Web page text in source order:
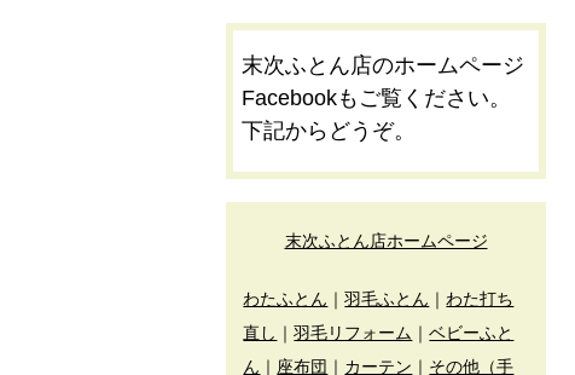
末次ふとん店のホームページ
Facebookもご覧ください。
下記からどうぞ。
末次ふとん店ホームページ
わたふとん ｜羽毛ふとん ｜ わた打ち
直し ｜羽毛リフォーム ｜ベビーふと
ん ｜ 座布団 ｜ カーテン ｜ その他（手